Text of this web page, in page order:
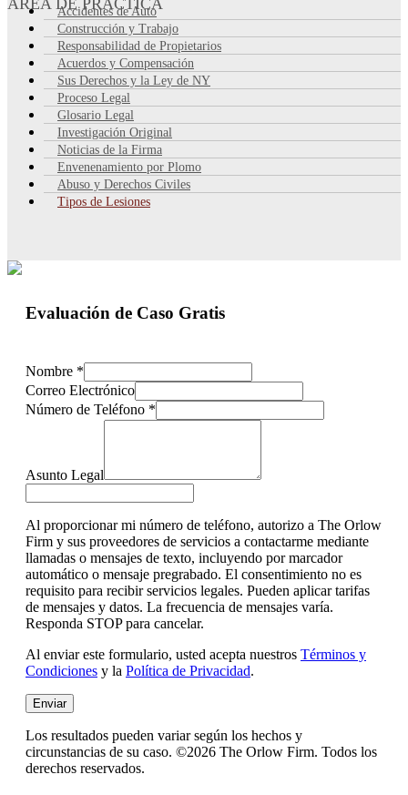
Accidentes de Auto
Construcción y Trabajo
Responsabilidad de Propietarios
Acuerdos y Compensación
Sus Derechos y la Ley de NY
Proceso Legal
Glosario Legal
Investigación Original
Noticias de la Firma
Envenenamiento por Plomo
Abuso y Derechos Civiles
Tipos de Lesiones
Evaluación de Caso Gratis
Nombre *
Correo Electrónico
Número de Teléfono *
Asunto Legal
Al proporcionar mi número de teléfono, autorizo a The Orlow
Firm y sus proveedores de servicios a contactarme mediante
llamadas o mensajes de texto, incluyendo por marcador
automático o mensaje pregrabado. El consentimiento no es
requisito para recibir servicios legales. Pueden aplicar tarifas
de mensajes y datos. La frecuencia de mensajes varía.
Responda STOP para cancelar.
Al enviar este formulario, usted acepta nuestros Términos y
Condiciones y la Política de Privacidad.
Enviar
Los resultados pueden variar según los hechos y
circunstancias de su caso. ©2026 The Orlow Firm. Todos los
derechos reservados.